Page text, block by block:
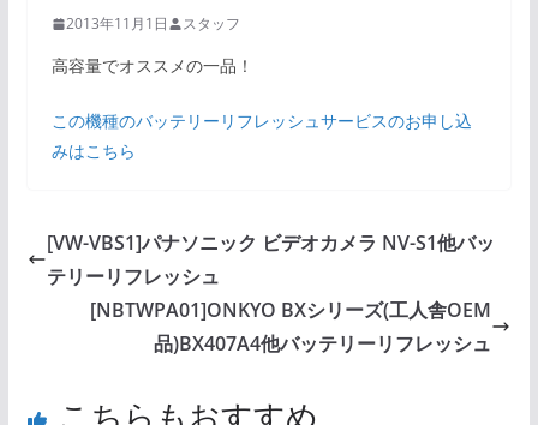
2013年11月1日 スタッフ
高容量でオススメの一品！
この機種のバッテリーリフレッシュサービスのお申し込
みはこちら
[VW-VBS1]パナソニック ビデオカメラ NV-S1他バッ
テリーリフレッシュ
[NBTWPA01]ONKYO BXシリーズ(工人舎OEM
品)BX407A4他バッテリーリフレッシュ
こちらもおすすめ